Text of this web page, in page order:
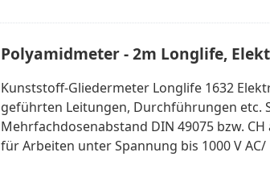
Polyamidmeter - 2m Longlife,
Kunststoff-Gliedermeter Longlife 1632
geführten Leitungen, Durchführungen etc.
Mehrfachdosenabstand DIN 49075 bzw.
für Arbeiten unter Spannung bis 1000 V AC/